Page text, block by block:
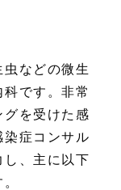
などの微生
です。非常
を受けた感
症コンサル
、主に以下